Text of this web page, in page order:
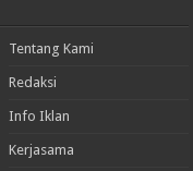
Tentang Kami
Redaksi
Info Iklan
Kerjasama